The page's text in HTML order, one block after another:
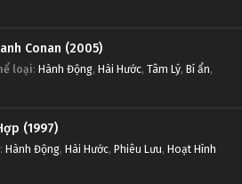
Conan (2005)
loại: Hành Động, Hài Hước, Tâm Lý, Bí ẩn,
(1997)
: Hành Động, Hài Hước, Phiêu Lưu, Hoạt Hình